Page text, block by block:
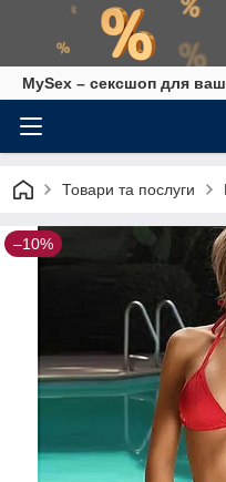
MySex – сексшоп для
Товари та послуги
–10%